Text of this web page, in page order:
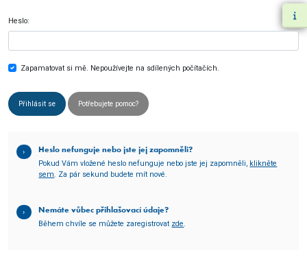
Heslo:
Zapamatovat si mě. Nepoužívejte na sdílených počítačích.
Přihlásit se Potřebujete pomoc?
Heslo nefunguje nebo jste jej zapomněli?
Pokud Vám vložené heslo nefunguje nebo jste jej zapomněli, klikněte
sem. Za pár sekund budete mít nové.
Nemáte vůbec přihlašovací údaje?
Během chvíle se můžete zaregistrovat zde.